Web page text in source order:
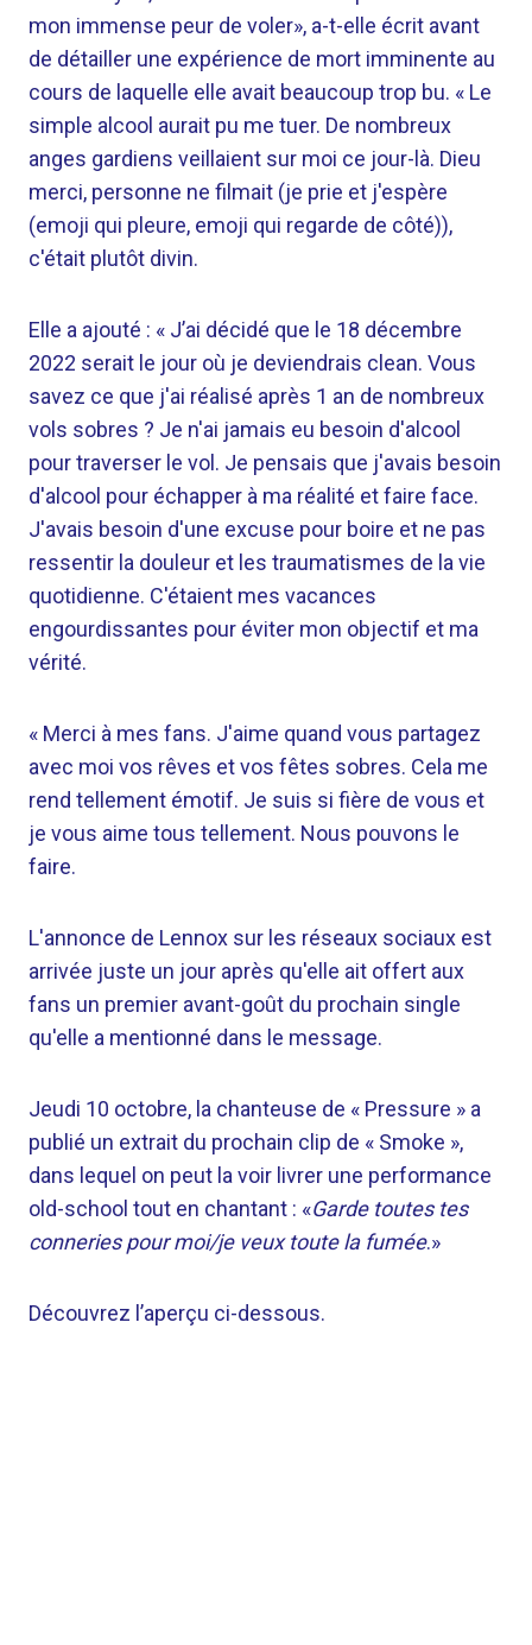
mon immense peur de voler», a-t-elle écrit avant
de détailler une expérience de mort imminente au
cours de laquelle elle avait beaucoup trop bu. « Le
simple alcool aurait pu me tuer. De nombreux
anges gardiens veillaient sur moi ce jour-là. Dieu
merci, personne ne filmait (je prie et j'espère
(emoji qui pleure, emoji qui regarde de côté)),
c'était plutôt divin.
Elle a ajouté : « J’ai décidé que le 18 décembre
2022 serait le jour où je deviendrais clean. Vous
savez ce que j'ai réalisé après 1 an de nombreux
vols sobres ? Je n'ai jamais eu besoin d'alcool
pour traverser le vol. Je pensais que j'avais besoin
d'alcool pour échapper à ma réalité et faire face.
J'avais besoin d'une excuse pour boire et ne pas
ressentir la douleur et les traumatismes de la vie
quotidienne. C'étaient mes vacances
engourdissantes pour éviter mon objectif et ma
vérité.
« Merci à mes fans. J'aime quand vous partagez
avec moi vos rêves et vos fêtes sobres. Cela me
rend tellement émotif. Je suis si fière de vous et
je vous aime tous tellement. Nous pouvons le
faire.
L'annonce de Lennox sur les réseaux sociaux est
arrivée juste un jour après qu'elle ait offert aux
fans un premier avant-goût du prochain single
qu'elle a mentionné dans le message.
Jeudi 10 octobre, la chanteuse de « Pressure » a
publié un extrait du prochain clip de « Smoke »,
dans lequel on peut la voir livrer une performance
old-school tout en chantant : «Garde toutes tes
conneries pour moi/je veux toute la fumée.»
Découvrez l’aperçu ci-dessous.